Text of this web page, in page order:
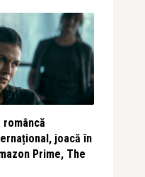
joacă în
Prime, The